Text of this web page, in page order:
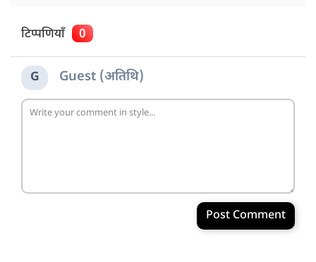
टिप्पणियाँ 0
G Guest (अतिथि)
Post Comment